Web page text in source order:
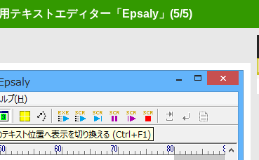
テキストエディター「Epsaly」 (5/5)